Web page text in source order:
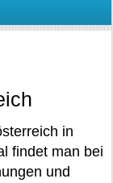
in
findet man bei
und